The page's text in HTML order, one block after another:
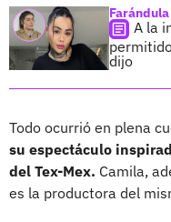
Farándula
A la
dijo
Todo ocurrió en plena
su espectáculo
del Tex-Mex. Camila,
es la productora del